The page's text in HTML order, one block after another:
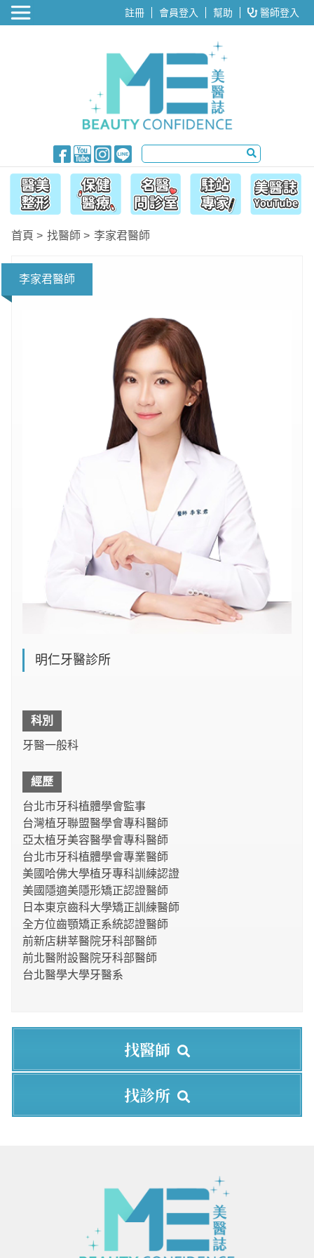
醫美整形 註冊 會員登入 幫助 醫師登入
首頁 找醫師 李家君醫師
李家君醫師
明仁牙醫診所
科別
牙醫一般科
經歷
台北市牙科植體學會監事
台灣植牙聯盟醫學會專科醫師
亞太植牙美容醫學會專科醫師
台北市牙科植體學會專業醫師
美國哈佛大學植牙專科訓練認證
美國隱適美隱形矯正認證醫師
日本東京齒科大學矯正訓練醫師
全方位齒顎矯正系統認證醫師
前新店耕莘醫院牙科部醫師
前北醫附設醫院牙科部醫師
台北醫學大學牙醫系
找醫師
找診所